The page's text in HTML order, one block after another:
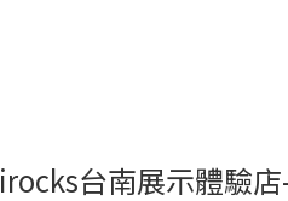
irocks台南展示體驗